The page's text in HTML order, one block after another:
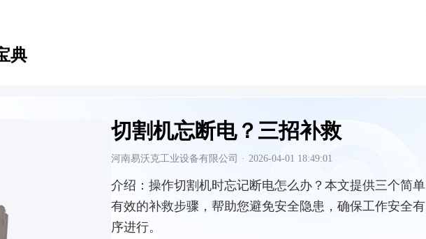
典
切割机忘断电？三招补救
河南易沃克工业设备有限公司 · 2026-04-01 18:49:01
介绍： 操作切割机时忘记断电怎么办？本文提供三个简单
有效的补救步骤，帮助您避免安全隐患，确保工作安全有
序进行。